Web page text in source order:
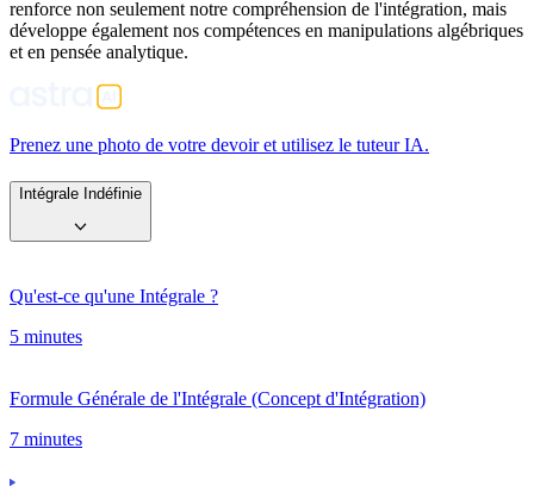
renforce non seulement notre compréhension de l'intégration, mais
développe également nos compétences en manipulations algébriques
et en pensée analytique.
Prenez une photo de votre devoir et utilisez le tuteur IA.
Intégrale Indéfinie
Qu'est-ce qu'une Intégrale ?
5 minutes
Formule Générale de l'Intégrale (Concept d'Intégration)
7 minutes